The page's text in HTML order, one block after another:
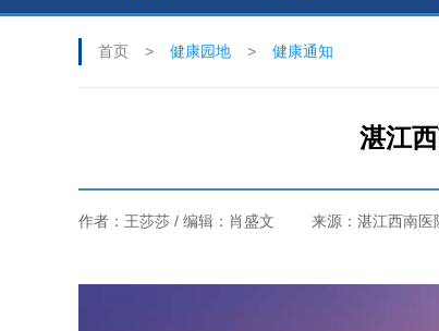
首页 健康园地 健康通知
湛江
作者：王莎莎 / 编辑：肖盛文 来源：湛江西南医